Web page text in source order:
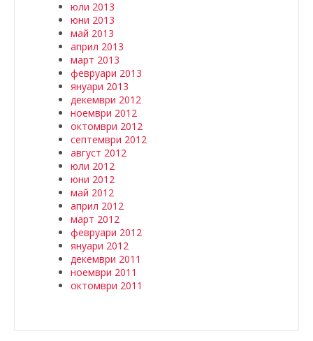
юли 2013
юни 2013
май 2013
април 2013
март 2013
февруари 2013
януари 2013
декември 2012
ноември 2012
октомври 2012
септември 2012
август 2012
юли 2012
юни 2012
май 2012
април 2012
март 2012
февруари 2012
януари 2012
декември 2011
ноември 2011
октомври 2011